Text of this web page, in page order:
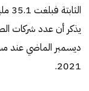
الثابتة فبلغت 35.1 مليون دينار.
يذكر أن عدد شركات
2021.